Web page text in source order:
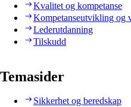
Kvalitet og kompetanse
Kompetanseutvikling og
Lederutdanning
Tilskudd
Temasider
Sikkerhet og beredskap